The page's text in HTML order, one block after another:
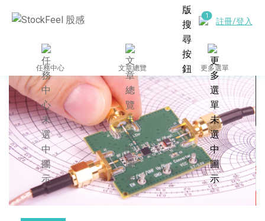
註冊/登入
任務中心 文章總覽 更多選單